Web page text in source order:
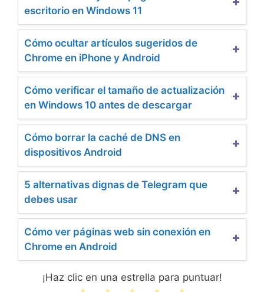
escritorio en Windows 11
Cómo ocultar artículos sugeridos de
Chrome en iPhone y Android
Cómo verificar el tamaño de actualización
en Windows 10 antes de descargar
Cómo borrar la caché de DNS en
dispositivos Android
5 alternativas dignas de Telegram que
debes usar
Cómo ver páginas web sin conexión en
Chrome en Android
¡Haz clic en una estrella para puntuar!